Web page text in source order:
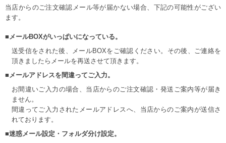
当店からのご注文確認メール等が届かない場合、下記の可能性がござい
ます。
■メールBOXがいっぱいになっている。
送受信をされた後、メールBOXをご確認ください。その後、ご連絡を
頂きましたらメールを再送させて頂きます。
■メールアドレスを間違ってご入力。
お間違いご入力の場合、当店からのご注文確認・発送ご案内等が届き
ません。
間違ってご入力されたメールアドレスへ、当店からのご案内が送信さ
れております。
■迷惑メール設定・フォルダ分け設定。